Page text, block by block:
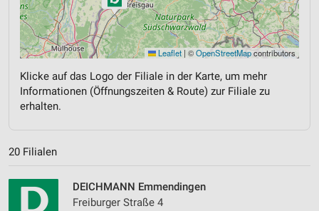
Leaflet | ©OpenStreetMapcontributors
Klicke auf das Logo der Filiale in der Karte, um mehr
Informationen (Öffnungszeiten & Route) zur Filiale zu
erhalten.
20 Filialen
DEICHMANN Emmendingen
Freiburger Straße 4